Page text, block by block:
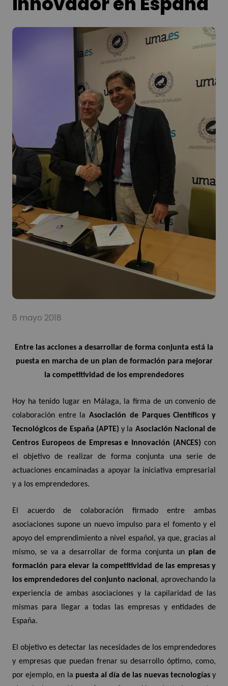
8 mayo 2018
Entre las acciones a desarrollar de forma conjunta está la
puesta en marcha de un plan de formación para mejorar
la competitividad de los emprendedores
Hoy ha tenido lugar en Málaga, la firma de un convenio de
colaboración entre laAsociación de Parques Científicos y
Tecnológicos de España (APTE) y la Asociación Nacional de
Centros Europeos de Empresas e Innovación (ANCES) con
el objetivo de realizar de forma conjunta una serie de
actuaciones encaminadas a apoyar la iniciativa empresarial
y a los emprendedores.
El acuerdo de colaboración firmado entre ambas
asociaciones supone un nuevo impulso para el fomento y el
apoyo del emprendimiento a nivel español, ya que, gracias al
mismo, se va a desarrollar de forma conjunta un plan de
formación para elevar la competitividad de las empresas y
los emprendedores del conjunto nacional, aprovechando la
experiencia de ambas asociaciones y la capilaridad de las
mismas para llegar a todas las empresas y entidades de
España.
El objetivo es detectar las necesidades de los emprendedores
y empresas que puedan frenar su desarrollo óptimo, como,
por ejemplo, en la puesta al día de las nuevas tecnologíasy